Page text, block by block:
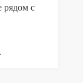
рядом с